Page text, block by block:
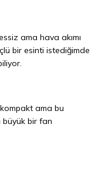
ama hava akımı
bir esinti istediğimde
ama bu
büyük bir fan